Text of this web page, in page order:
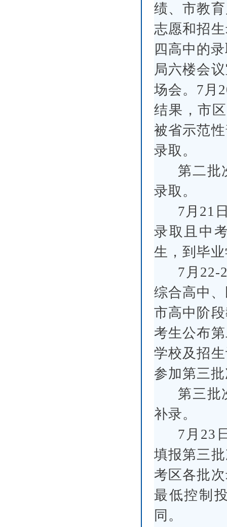
绩、市教
志愿和招
四高中的
局六楼会
场会。7月
结果，市
被省示范
录取。
第二批
录取。
7月21
录取且中
生，到毕
7月22-
综合高中
市高中阶
考生公布
学校及招
参加第三
第三批
补录。
7月23
填报第三
考区各批
最低控制
同。